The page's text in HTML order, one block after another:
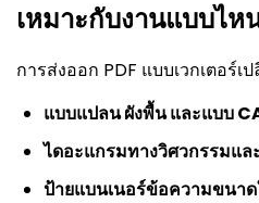
เหมาะกับงานแบบไห
การส่งออก PDF แบบเวกเตอ
แบบแปลน ผังพื้น และแบบ
ไดอะแกรมทางวิศวกรรมแล
ป้ายแบนเนอร์ข้อความขนา